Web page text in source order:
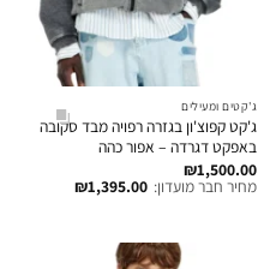
ג'קטים ומעילים
ג'קט קפוצ'ון בגזרה רפויה מבד סקובה
באפקט דגרדה – אפור כהה
₪1,500.00
מחיר חבר מועדון: ₪1,395.00